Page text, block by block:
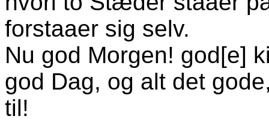
forstaaer sig selv.
Nu god Morgen! god[e]
god Dag, og alt det
til!